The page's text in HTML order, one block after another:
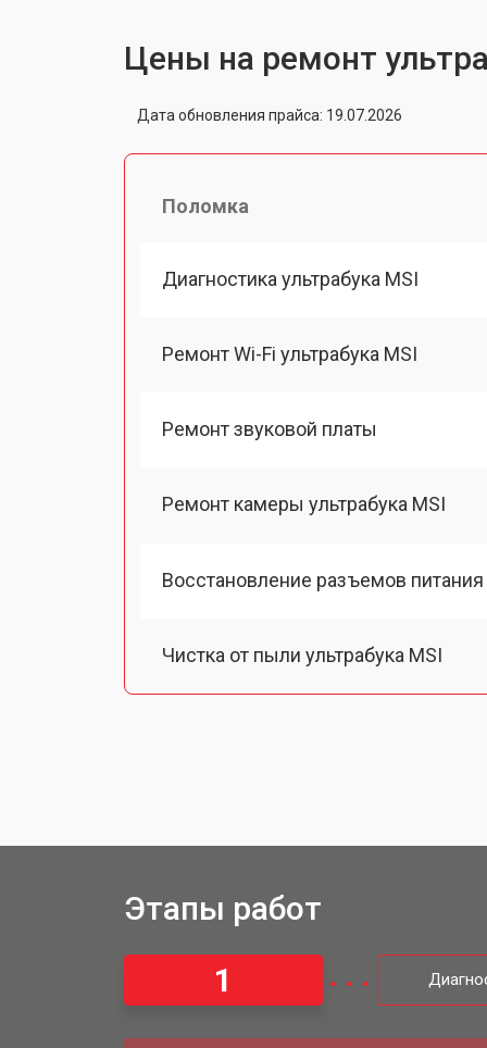
Цены на ремонт
Дата обновления прайса: 19.07.2026
Поломка
Диагностика ультрабука MSI
Ремонт Wi-Fi ультрабука MSI
Ремонт звуковой платы
Ремонт камеры ультрабука MSI
Восстановление разъемов питания
Чистка от пыли ультрабука MSI
Установка видеокарты
Этапы работ
1